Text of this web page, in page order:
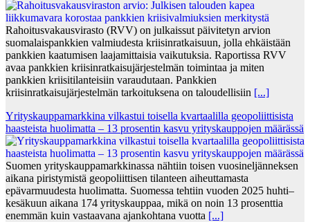
Rahoitusvakausvirasto (RVV) on julkaissut päivitetyn arvion
suomalaispankkien valmiudesta kriisinratkaisuun, jolla ehkäistään
pankkien kaatumisen laajamittaisia vaikutuksia. Raportissa RVV
avaa pankkien kriisinratkaisujärjestelmän toimintaa ja miten
pankkien kriisitilanteisiin varaudutaan. Pankkien
kriisinratkaisujärjestelmän tarkoituksena on taloudellisiin [...]
Yrityskauppamarkkina vilkastui toisella kvartaalilla geopoliittisista
haasteista huolimatta – 13 prosentin kasvu yrityskauppojen määrässä
Suomen yrityskauppamarkkinassa nähtiin toisen vuosineljänneksen
aikana piristymistä geopoliittisen tilanteen aiheuttamasta
epävarmuudesta huolimatta. Suomessa tehtiin vuoden 2025 huhti–
kesäkuun aikana 174 yrityskauppaa, mikä on noin 13 prosenttia
enemmän kuin vastaavana ajankohtana vuotta [...]